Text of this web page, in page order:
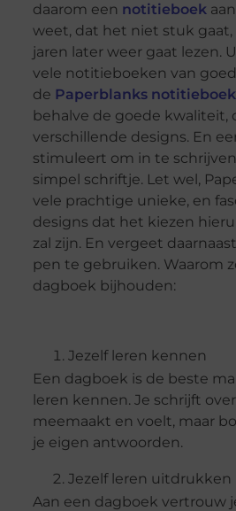
daarom een notitieboek
weet, dat het niet stuk gaat,
jaren later weer gaat lezen.
vele notitieboeken van
de Paperblanks
behalve de goede kwaliteit,
verschillende designs. En
stimuleert om in te
simpel schriftje. Let wel,
vele prachtige unieke, en
designs dat het kiezen
zal zijn. En vergeet
pen te gebruiken. Waarom
dagboek bijhouden:
Jezelf leren kennen
Een dagboek is de beste
leren kennen. Je schrijft
meemaakt en voelt, maar
je eigen antwoorden.
Jezelf leren uitdrukken
Aan een dagboek vertrouw